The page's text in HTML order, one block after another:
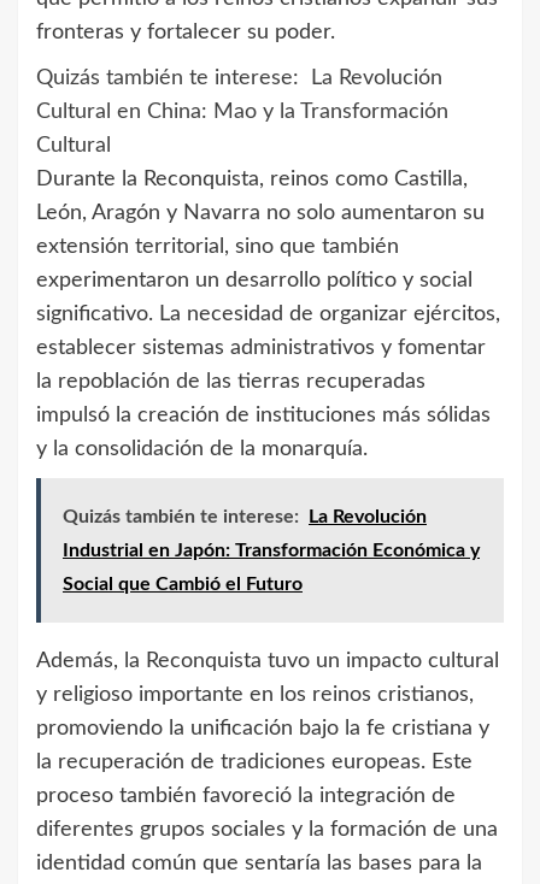
fronteras y fortalecer su poder.
Quizás también te interese:
La Revolución
Cultural en China: Mao y la Transformación
Cultural
Durante la Reconquista, reinos como Castilla,
León, Aragón y Navarra no solo aumentaron su
extensión territorial, sino que también
experimentaron un desarrollo político y social
significativo. La necesidad de organizar ejércitos,
establecer sistemas administrativos y fomentar
la repoblación de las tierras recuperadas
impulsó la creación de instituciones más sólidas
y la consolidación de la monarquía.
Quizás también te interese:
La Revolución
Industrial en Japón: Transformación Económica y
Social que Cambió el Futuro
Además, la Reconquista tuvo un impacto cultural
y religioso importante en los reinos cristianos,
promoviendo la unificación bajo la fe cristiana y
la recuperación de tradiciones europeas. Este
proceso también favoreció la integración de
diferentes grupos sociales y la formación de una
identidad común que sentaría las bases para la